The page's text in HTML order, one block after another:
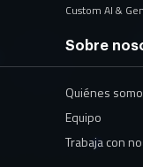
Custom AI &
Sobre
Quiénes
Equipo
Trabaja con